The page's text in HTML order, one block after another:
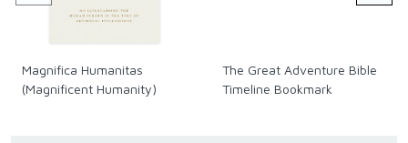
Magnifica Humanitas
(Magnificent Humanity)
The Great Adventure Bible
Timeline Bookmark